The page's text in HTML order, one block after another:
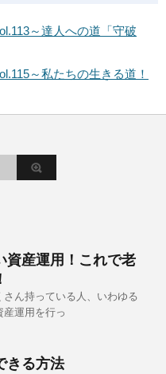
～達人への道「守破
～私たちの生きる道！
資産運用！これで老
さん持っている人、いわゆる
産運用を行っ
きる方法